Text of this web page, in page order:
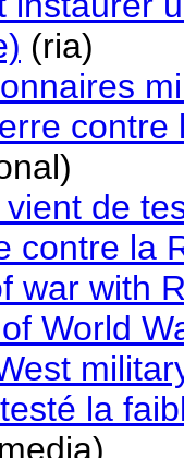
(ria)
contre
de
contre la
war with
World
la